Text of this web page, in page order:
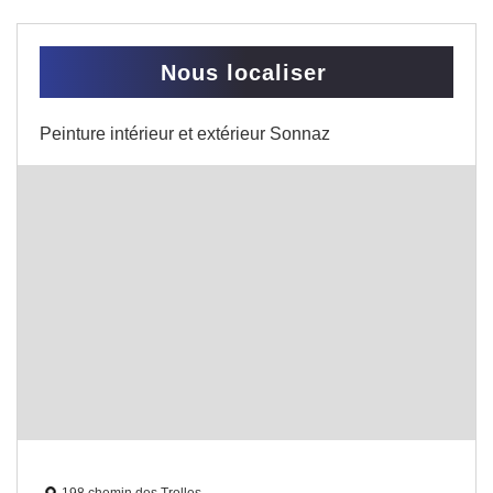
Nous localiser
Peinture intérieur et extérieur Sonnaz